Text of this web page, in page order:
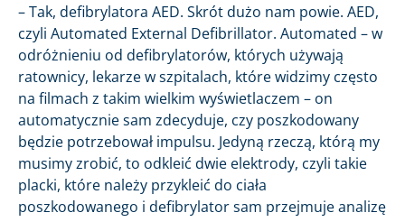
– Tak, defibrylatora AED. Skrót dużo nam powie. AED,
czyli Automated External Defibrillator. Automated – w
odróżnieniu od defibrylatorów, których używają
ratownicy, lekarze w szpitalach, które widzimy często
na filmach z takim wielkim wyświetlaczem – on
automatycznie sam zdecyduje, czy poszkodowany
będzie potrzebował impulsu. Jedyną rzeczą, którą my
musimy zrobić, to odkleić dwie elektrody, czyli takie
placki, które należy przykleić do ciała
poszkodowanego i defibrylator sam przejmuje analizę